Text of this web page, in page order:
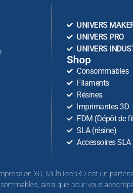
UNIVERS
UNIVERS PRO
UNIVERS
Shop
Consommables
Filaments
Résines
Imprimantes 3D
FDM (Dépôt de
SLA (résine)
Accessoires SLA
3D, MultiTech3D est un
ainsi que pour vous